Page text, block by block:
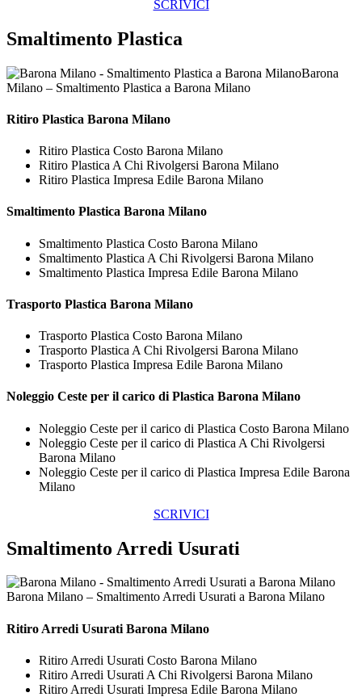
SCRIVICI
Smaltimento Plastica
Barona
Milano – Smaltimento Plastica a Barona Milano
Ritiro Plastica Barona Milano
Ritiro Plastica Costo Barona Milano
Ritiro Plastica A Chi Rivolgersi Barona Milano
Ritiro Plastica Impresa Edile Barona Milano
Smaltimento Plastica Barona Milano
Smaltimento Plastica Costo Barona Milano
Smaltimento Plastica A Chi Rivolgersi Barona Milano
Smaltimento Plastica Impresa Edile Barona Milano
Trasporto Plastica Barona Milano
Trasporto Plastica Costo Barona Milano
Trasporto Plastica A Chi Rivolgersi Barona Milano
Trasporto Plastica Impresa Edile Barona Milano
Noleggio Ceste per il carico di Plastica Barona Milano
Noleggio Ceste per il carico di Plastica Costo Barona Milano
Noleggio Ceste per il carico di Plastica A Chi Rivolgersi
Barona Milano
Noleggio Ceste per il carico di Plastica Impresa Edile Barona
Milano
SCRIVICI
Smaltimento Arredi Usurati
Barona Milano – Smaltimento Arredi Usurati a Barona Milano
Ritiro Arredi Usurati Barona Milano
Ritiro Arredi Usurati Costo Barona Milano
Ritiro Arredi Usurati A Chi Rivolgersi Barona Milano
Ritiro Arredi Usurati Impresa Edile Barona Milano